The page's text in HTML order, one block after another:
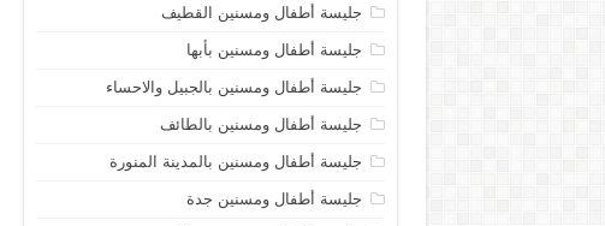
جليسة أطفال ومسنين القطيف
جليسة أطفال ومسنين بأبها
جليسة أطفال ومسنين بالجبيل والاحساء
جليسة أطفال ومسنين بالطائف
جليسة أطفال ومسنين بالمدينة المنورة
جليسة أطفال ومسنين جدة